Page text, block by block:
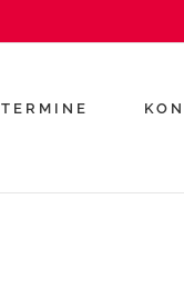
TERMINE